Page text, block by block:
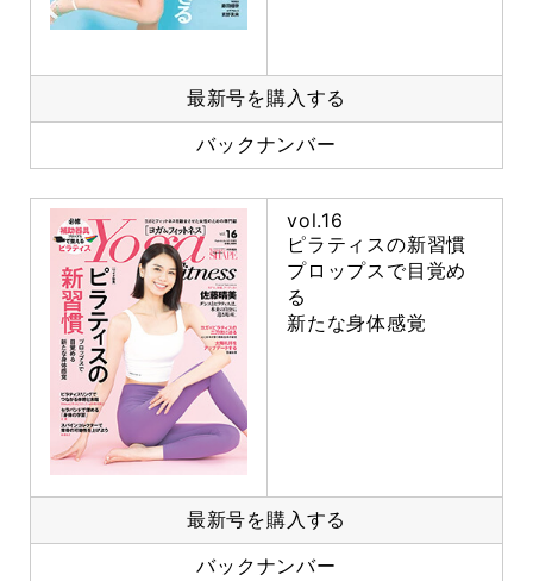
最新号を購入する
バックナンバー
vol.16
ピラティスの新習慣
プロップスで目覚め
る
新たな身体感覚
最新号を購入する
バックナンバー